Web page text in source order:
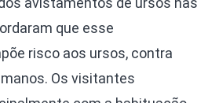
que esse
risco aos ursos, contra
Os visitantes